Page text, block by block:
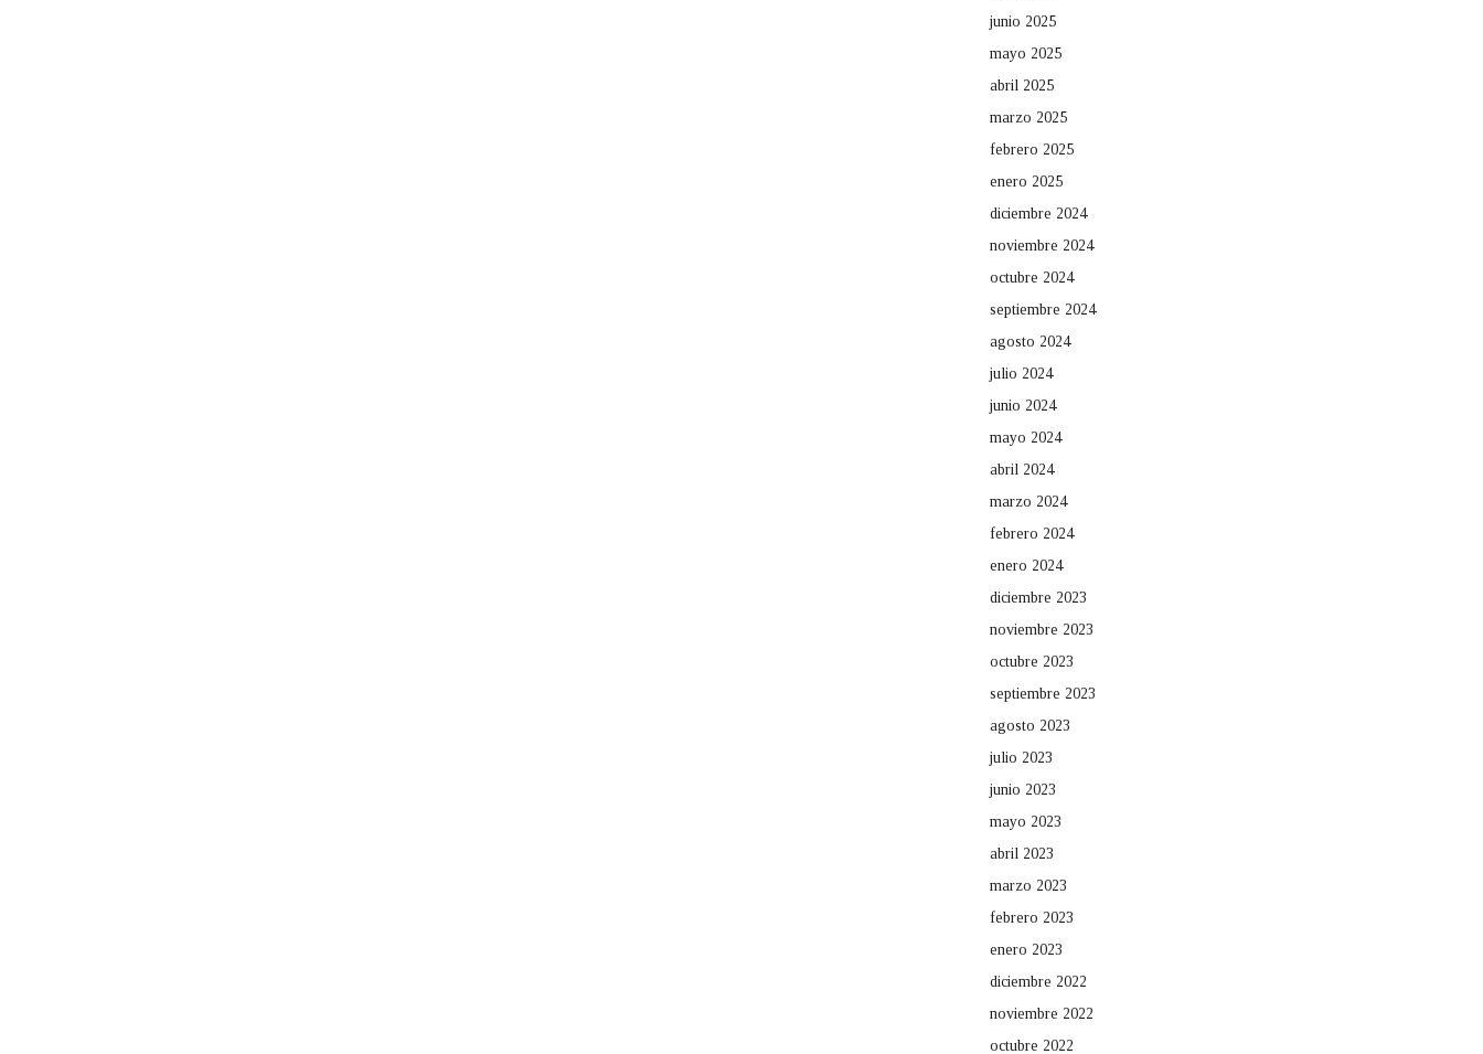
junio 2025
mayo 2025
abril 2025
marzo 2025
febrero 2025
enero 2025
diciembre 2024
noviembre 2024
octubre 2024
septiembre 2024
agosto 2024
julio 2024
junio 2024
mayo 2024
abril 2024
marzo 2024
febrero 2024
enero 2024
diciembre 2023
noviembre 2023
octubre 2023
septiembre 2023
agosto 2023
julio 2023
junio 2023
mayo 2023
abril 2023
marzo 2023
febrero 2023
enero 2023
diciembre 2022
noviembre 2022
octubre 2022